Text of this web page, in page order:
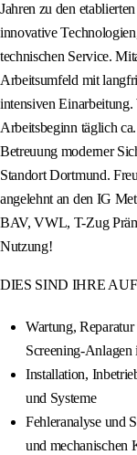
Jahren zu den
innovative
technischen Service.
Arbeitsumfeld mit
intensiven
Arbeitsbeginn täglich
Betreuung moderner
Standort Dortmund.
angelehnt an den IG
BAV, VWL, T-Zug
Nutzung!
DIES SIND IHRE
Wartung,
Screening-
Installation,
und Systeme
Fehleranalyse und
und mechanischen